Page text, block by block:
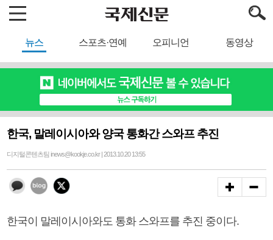
뉴스 스포츠·연예 오피니언 동영상
한국, 말레이시아와 양국 통화간 스와프 추진
디지털콘텐츠팀 inews@kookje.co.kr | 2013.10.20 13:55
한국이 말레이시아와도 통화 스와프를 추진 중이다.